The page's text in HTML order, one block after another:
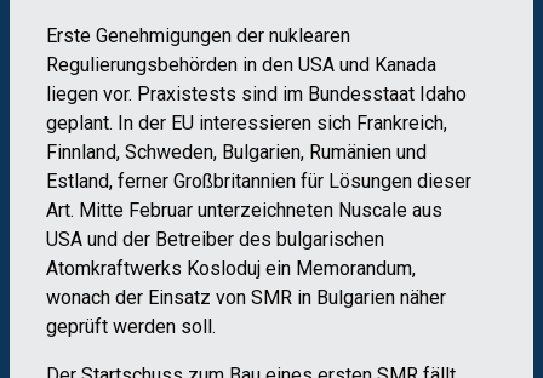
Erste Genehmigungen der nuklearen
Regulierungsbehörden in den USA und Kanada
liegen vor. Praxistests sind im Bundesstaat Idaho
geplant. In der EU interessieren sich Frankreich,
Finnland, Schweden, Bulgarien, Rumänien und
Estland, ferner Großbritannien für Lösungen dieser
Art. Mitte Februar unterzeichneten Nuscale aus
USA und der Betreiber des bulgarischen
Atomkraftwerks Kosloduj ein Memorandum,
wonach der Einsatz von SMR in Bulgarien näher
geprüft werden soll.